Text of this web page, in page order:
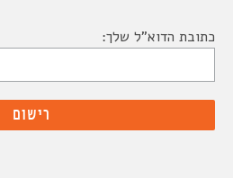
כתובת הדוא"ל שלך: